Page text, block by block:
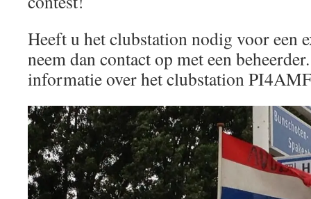
Heeft u het clubstation nodig voor een
neem dan contact op met een
informatie over het clubstation